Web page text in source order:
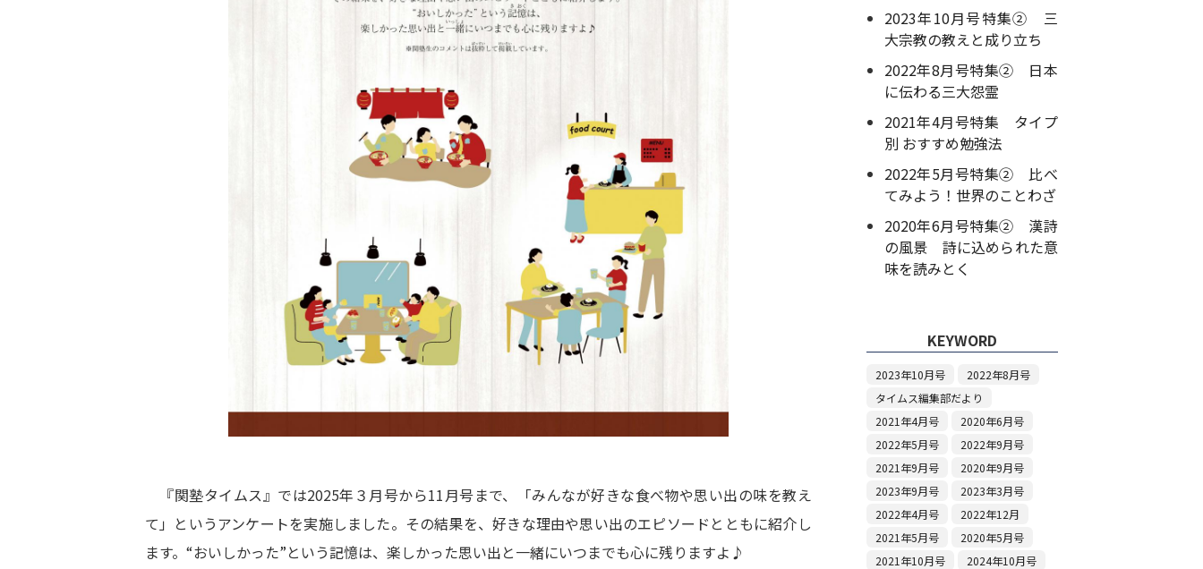
『関塾タイムス』では2025年３月号から11月号まで、「みんなが好きな食べ物や思い出の味を教え
て」というアンケートを実施しました。その結果を、好きな理由や思い出のエピソードとともに紹介し
ます。“おいしかった”という記憶は、楽しかった思い出と一緒にいつまでも心に残りますよ♪
2023年10月号特集② 三
大宗教の教えと成り立ち
2022年8月号特集② 日本
に伝わる三大怨霊
2021年4月号特集 タイプ
別 おすすめ勉強法
2022年5月号特集② 比べ
てみよう！世界のことわざ
2020年6月号特集② 漢詩
の風景 詩に込められた意
味を読みとく
KEYWORD
2023年10月号
2022年8月号
タイムス編集部だより
2021年4月号
2020年6月号
2022年5月号
2022年9月号
2021年9月号
2020年9月号
2023年9月号
2023年3月号
2022年4月号
2022年12月
2021年5月号
2020年5月号
2021年10月号
2024年10月号